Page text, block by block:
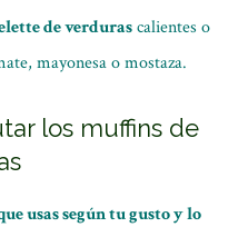
de verdurascalientes o
mayonesa o mostaza.
los muffins de
usas según tu gusto y lo